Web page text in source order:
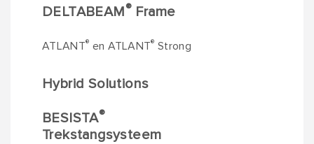
DELTABEAM® Frame
ATLANT® en ATLANT® Strong
Hybrid Solutions
BESISTA®
Trekstangsysteem